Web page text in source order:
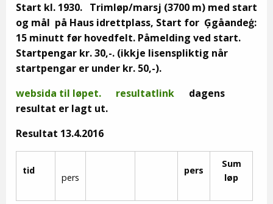
Start kl. 1930. Trimløp/marsj (3700 m) med start
og mål på Haus idrettplass, Start for Ģgåandeģ:
15 minutt før hovedfelt. Påmelding ved start.
Startpengar kr. 30,-. (ikkje lisenspliktig når
startpengar er under kr. 50,-).
websida til løpet.
resultatlink dagens
resultat er lagt ut.
Resultat 13.4.2016
tid
pers
pers
Sum
løp